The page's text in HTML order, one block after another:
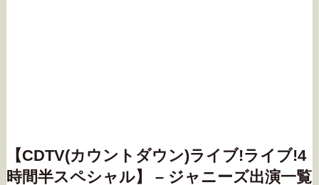
【CDTV(カウントダウン)ライブ!ライブ!4
時間半スペシャル】 – ジャニーズ出演一覧